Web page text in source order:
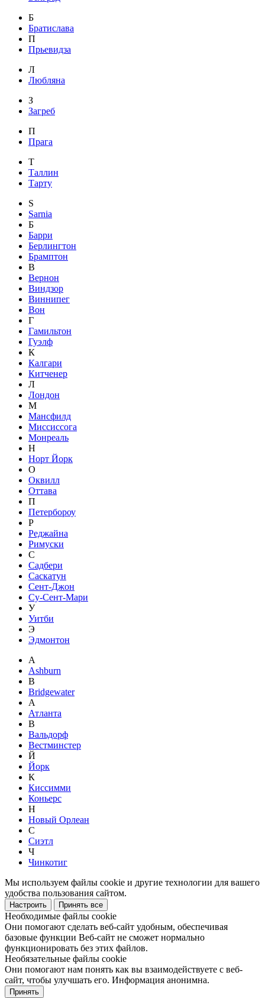
Б
Братислава
П
Прьевидза
Л
Любляна
З
Загреб
П
Прага
Т
Таллин
Тарту
S
Sarnia
Б
Барри
Берлингтон
Брамптон
В
Вернон
Виндзор
Виннипег
Вон
Г
Гамильтон
Гуэлф
К
Калгари
Китченер
Л
Лондон
М
Мансфилд
Миссиссога
Монреаль
Н
Норт Йорк
О
Оквилл
Оттава
П
Петербороу
Р
Реджайна
Римуски
С
Садбери
Саскатун
Сент-Джон
Су-Сент-Мари
У
Уитби
Э
Эдмонтон
A
Ashburn
B
Bridgewater
А
Атланта
В
Вальдорф
Вестминстер
Й
Йорк
К
Киссимми
Коньерс
Н
Новый Орлеан
С
Сиэтл
Ч
Чинкотиг
Мы используем файлы cookie и другие технологии для вашего
удобства пользования сайтом.
Настроить Принять все
Необходимые файлы cookie
Они помогают сделать веб-сайт удобным, обеспечивая
базовые функции Веб-сайт не сможет нормально
функционировать без этих файлов.
Необязательные файлы cookie
Они помогают нам понять как вы взаимодействуете с веб-
сайт, чтобы улучшать его. Информация анонимна.
Принять